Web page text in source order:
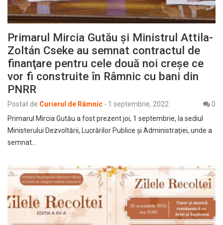
Primarul Mircia Gutău şi Ministrul Attila-
Zoltán Cseke au semnat contractul de
finanţare pentru cele două noi creşe ce
vor fi construite în Râmnic cu bani din
PNRR
Postat de Curierul de Râmnic - 1 septembrie, 2022
0
Primarul Mircia Gutău a fost prezent joi, 1 septembrie, la sediul
Ministerului Dezvoltării, Lucrărilor Publice şi Administraţiei, unde a
semnat…